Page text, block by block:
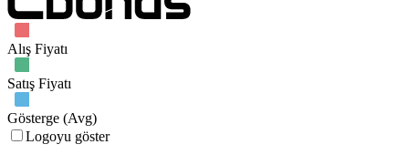
Alış Fiyatı
Satış Fiyatı
Gösterge (Avg)
Logoyu göster